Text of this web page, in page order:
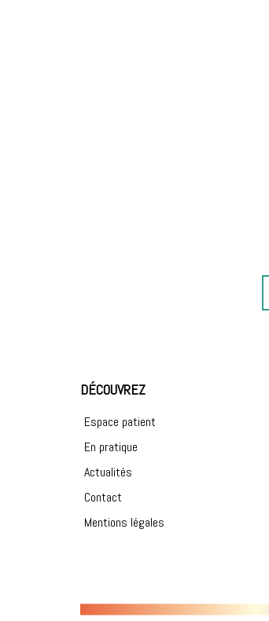
DÉCOUVREZ
Espace patient
En pratique
Actualités
Contact
Mentions légales